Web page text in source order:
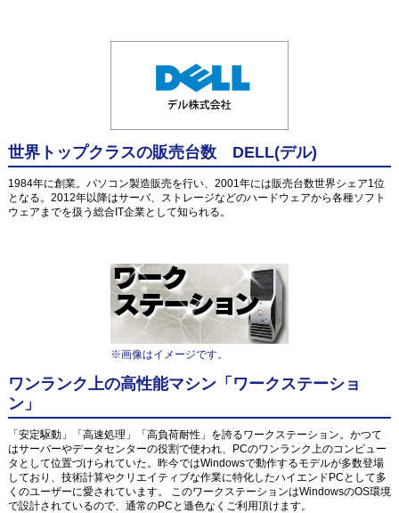
世界トップクラスの販売台数 DELL(デル)
1984年に創業。パソコン製造販売を行い、2001年には販売台数世界シェア1位
となる。2012年以降はサーバ、ストレージなどのハードウェアから各種ソフト
ウェアまでを扱う総合IT企業として知られる。
※画像はイメージです。
ワンランク上の高性能マシン「ワークステーショ
ン」
「安定駆動」「高速処理」「高負荷耐性」を誇るワークステーション。かつて
はサーバーやデータセンターの役割で使われ、PCのワンランク上のコンピュー
タとして位置づけられていた。昨今ではWindowsで動作するモデルが多数登場
しており、技術計算やクリエイティブな作業に特化したハイエンドPCとして多
くのユーザーに愛されています。 このワークステーションはWindowsのOS環境
で設計されているので、通常のPCと遜色なくご利用頂けます。